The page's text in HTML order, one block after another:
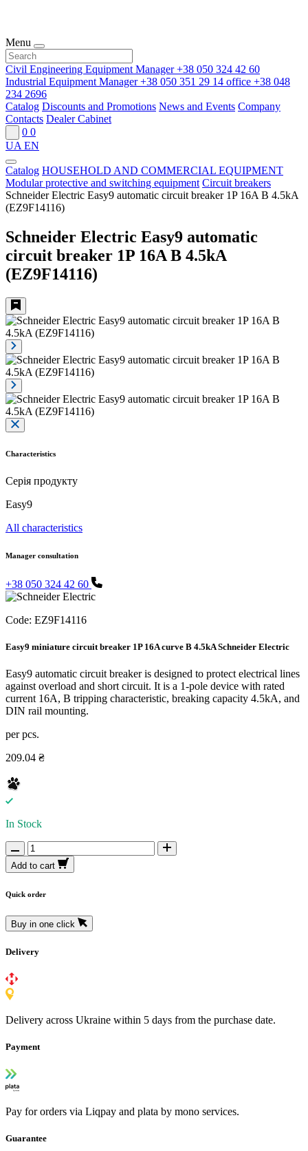
Menu
Civil Engineering Equipment Manager+38 050 324 42 60
Industrial Equipment Manager+38 050 351 29 14 office +38 048
234 2696
Catalog Discounts and Promotions News and Events Company
Contacts Dealer Cabinet
0 0
UA EN
Catalog HOUSEHOLD AND COMMERCIAL EQUIPMENT
Modular protective and switching equipment Circuit breakers
Schneider Electric Easy9 automatic circuit breaker 1P 16A B 4.5kA
(EZ9F14116)
Schneider Electric Easy9 automatic
circuit breaker 1P 16A B 4.5kA
(EZ9F14116)
Characteristics
Серія продукту
Easy9
All characteristics
Manager consultation
+38 050 324 42 60
Code: EZ9F14116
Easy9 miniature circuit breaker 1P 16A curve B 4.5kA Schneider Electric
Easy9 automatic circuit breaker is designed to protect electrical lines
against overload and short circuit. It is a 1-pole device with rated
current 16A, B tripping characteristic, breaking capacity 4.5kA, and
DIN rail mounting.
per pcs.
209.04 ₴
In Stock
Add to cart
Quick order
Buy in one click
Delivery
Delivery across Ukraine within 5 days from the purchase date.
Payment
Pay for orders via Liqpay and plata by mono services.
Guarantee